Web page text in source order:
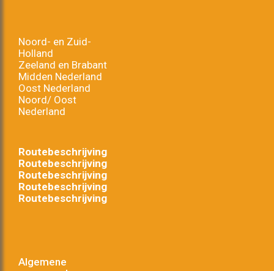
Noord- en Zuid-
Holland
Zeeland en Brabant
Midden Nederland
Oost Nederland
Noord/ Oost
Nederland
Routebeschrijving
Routebeschrijving
Routebeschrijving
Routebeschrijving
Routebeschrijving
Algemene